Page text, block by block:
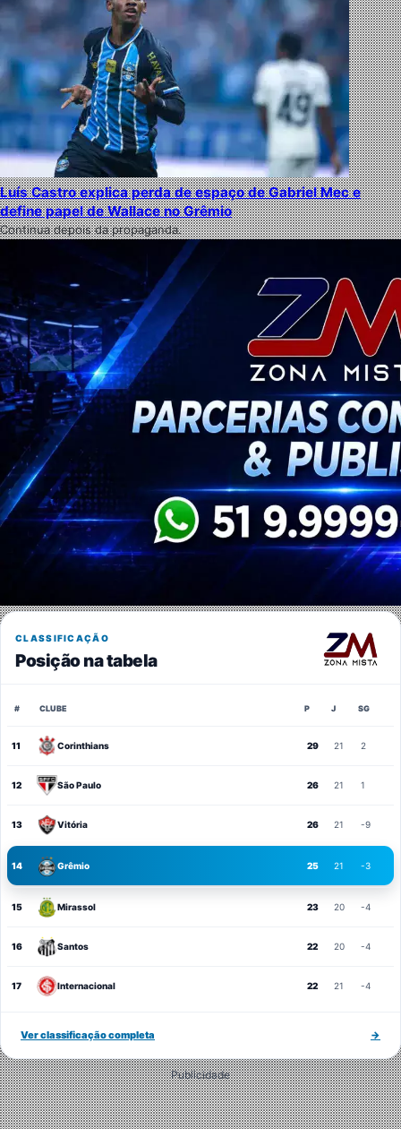
Luís Castro explica perda de espaço de Gabriel Mec e
define papel de Wallace no Grêmio
Continua depois da propaganda.
CLASSIFICAÇÃO
Posição na tabela
# CLUBE P J SG
11 Corinthians 29 21 2
12 São Paulo 26 21 1
13 Vitória 26 21 -9
14 Grêmio 25 21 -3
15 Mirassol 23 20 -4
16 Santos 22 20 -4
17 Internacional 22 21 -4
Ver classificação completa →
Publicidade